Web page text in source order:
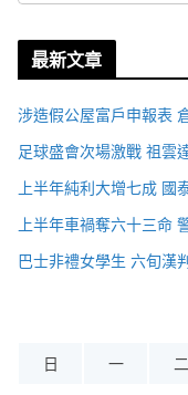
最新文章
涉造假公屋富戶申報表
足球盛會次場激戰 祖雲
上半年純利大增七成 國
上半年車禍奪六十三命
巴士非禮女學生 六旬漢
日
一 二